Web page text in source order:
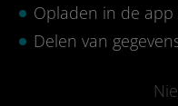
Opladen in de
Delen van